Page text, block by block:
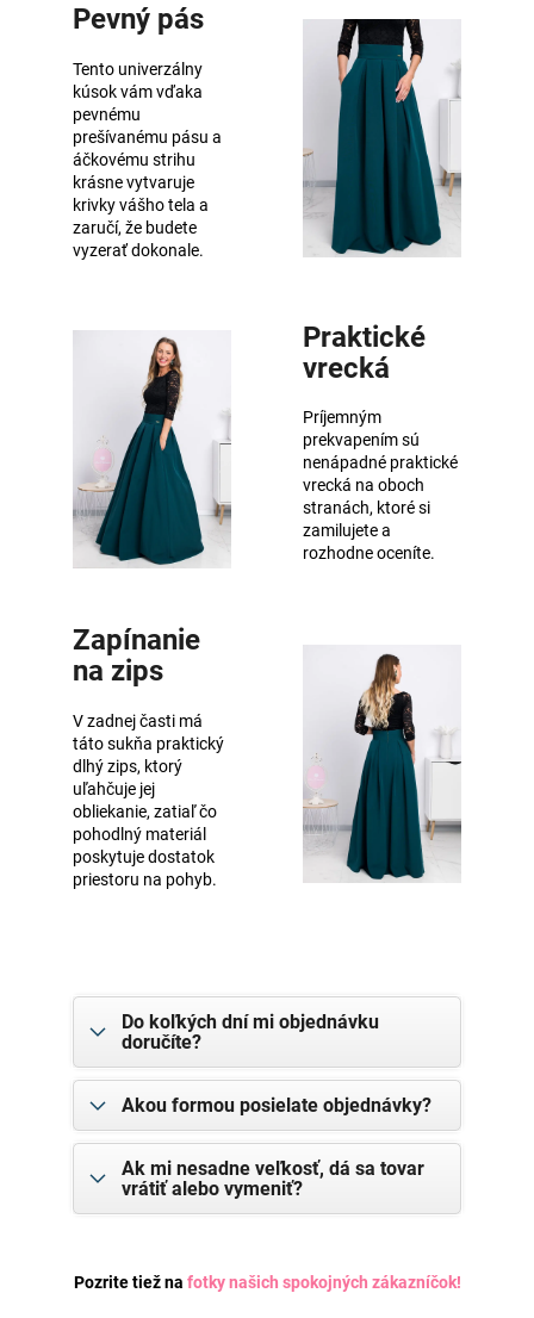
Pevný pás
Tento univerzálny
kúsok vám vďaka
pevnému
prešívanému pásu a
áčkovému strihu
krásne vytvaruje
krivky vášho tela a
zaručí, že budete
vyzerať dokonale.
Praktické
vrecká
Príjemným
prekvapením sú
nenápadné praktické
vrecká na oboch
stranách, ktoré si
zamilujete a
rozhodne oceníte.
Zapínanie
na zips
V zadnej časti má
táto sukňa praktický
dlhý zips, ktorý
uľahčuje jej
obliekanie, zatiaľ čo
pohodlný materiál
poskytuje dostatok
priestoru na pohyb.
Do koľkých dní mi objednávku
doručíte?
Akou formou posielate objednávky?
Ak mi nesadne veľkosť, dá sa tovar
vrátiť alebo vymeniť?
Pozrite tiež na fotky našich spokojných zákazníčok!